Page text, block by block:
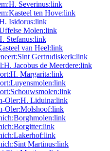
Severinus:link
ten Hove:link
Isidorus:link
Molen:link
Stefanus:link
van Heel:link
Gertrudiskerk:link
Jacobus de Meerdere:link
Margarita:link
Oler:H. Liduina:link
Oler:Molshoof:link
Martinus:link